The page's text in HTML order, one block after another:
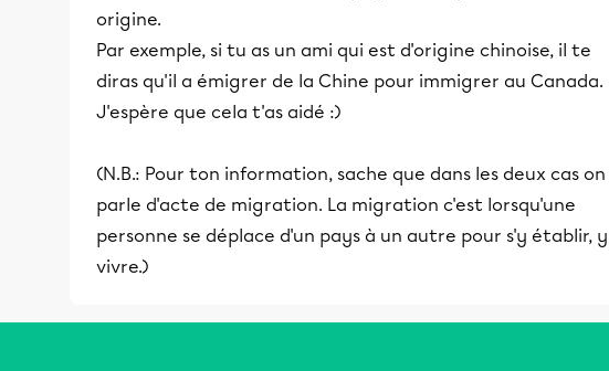
origine.
Par exemple, si tu as un ami qui est d'origine chinoise, il te
diras qu'il a émigrer de la Chine pour immigrer au Canada.
J'espère que cela t'as aidé :)
(N.B.: Pour ton information, sache que dans les deux cas on
parle d'acte de migration. La migration c'est lorsqu'une
personne se déplace d'un pays à un autre pour s'y établir, y
vivre.)